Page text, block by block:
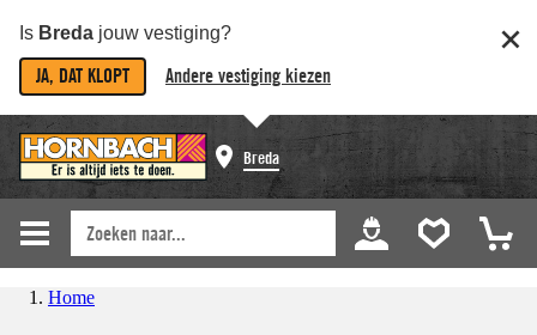
Is Breda jouw vestiging?
JA, DAT KLOPT Andere vestiging kiezen
Breda
Home